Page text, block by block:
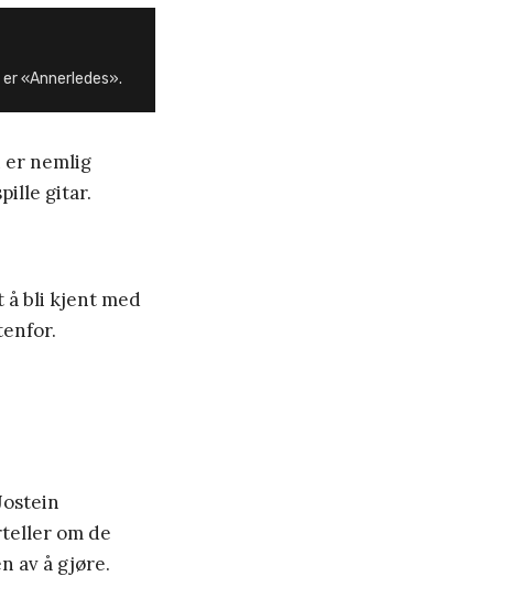
«Annerledes».
er nemlig
gitar.
å bli kjent med
om de
av å gjøre.